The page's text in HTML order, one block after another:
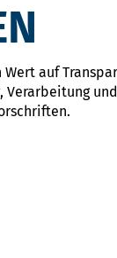
auf
Verarbeitung und